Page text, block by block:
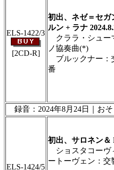
ELS-1422/3
[2CD-R]
初出、ネゼ＝セガ
ルン + ラナ
クララ・シュー
ノ協奏曲(*)
ブルックナー：
番
録音：2024年8月24日｜おそ
ELS-1424/5
初出、サロネン＆
ショスタコー
ートーヴェン：